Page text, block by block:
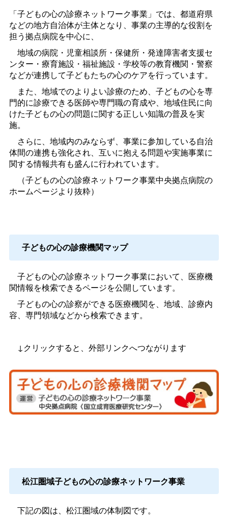
「子どもの心の診療ネットワーク事業」では、都道府県
などの地方自治体が主体となり、事業の主導的な役割を
担う拠点病院を中心に、
地域の病院・児童相談所・保健所・発達障害者支援セ
ンター・療育施設・福祉施設・学校等の教育機関・警察
などが連携して子どもたちの心のケアを行っています。
また、地域でのよりよい診療のため、子どもの心を専
門的に診療できる医師や専門職の育成や、地域住民に向
けた子どもの心の問題に関する正しい知識の普及を実
施。
さらに、地域内のみならず、事業に参加している自治
体間の連携も強化され、互いに抱える問題や実施事業に
関する情報共有も盛んに行われています。
（子どもの心の診療ネットワーク事業中央拠点病院の
ホームページより抜粋）
子どもの心の診療機関マップ
子どもの心の診療ネットワーク事業において、医療機
関情報を検索できるページを公開しています。
子どもの心の診察ができる医療機関を、地域、診療内
容、専門領域などから検索できます。
↓クリックすると、外部リンクへつながります
松江圏域子どもの心の診療ネットワーク事業
下記の図は、松江圏域の体制図です。